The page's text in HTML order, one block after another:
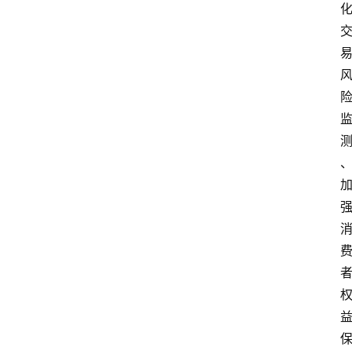
化
交
易
风
险
监
测
、
加
强
消
费
者
权
益
保